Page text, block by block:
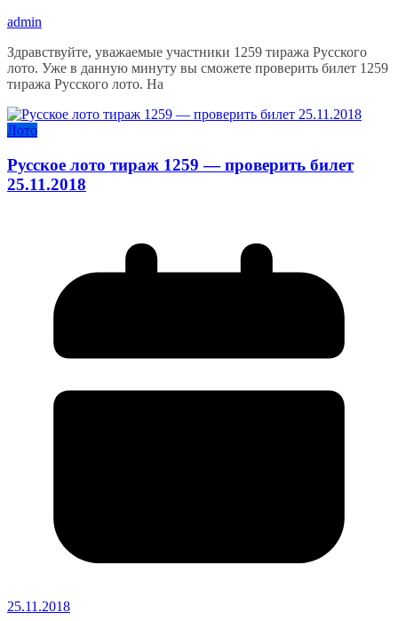
admin
Здравствуйте, уважаемые участники 1259 тиража Русского
лото. Уже в данную минуту вы сможете проверить билет 1259
тиража Русского лото. На
Лото
Русское лото тираж 1259 — проверить билет
25.11.2018
25.11.2018